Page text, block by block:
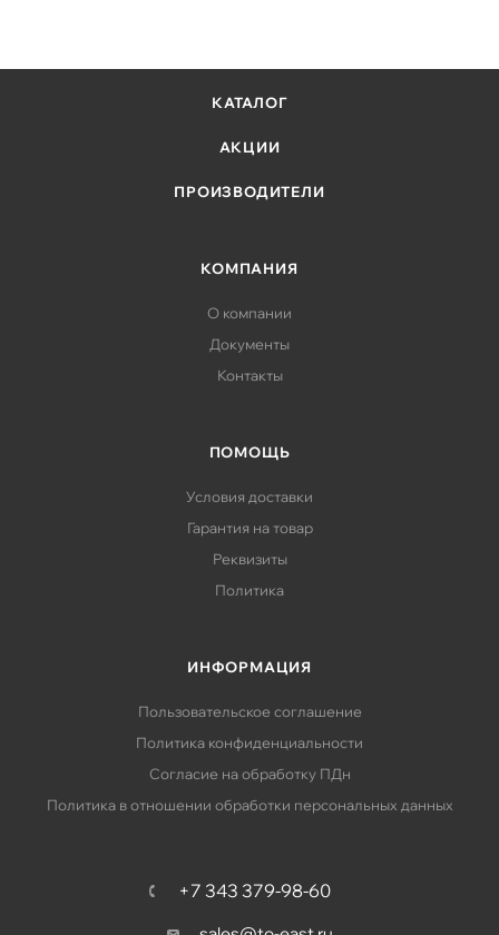
КАТАЛОГ
АКЦИИ
ПРОИЗВОДИТЕЛИ
КОМПАНИЯ
О компании
Документы
Контакты
ПОМОЩЬ
Условия доставки
Гарантия на товар
Реквизиты
Политика
ИНФОРМАЦИЯ
Пользовательское соглашение
Политика конфиденциальности
Согласие на обработку ПДн
Политика в отношении обработки персональных данных
+7 343 379-98-60